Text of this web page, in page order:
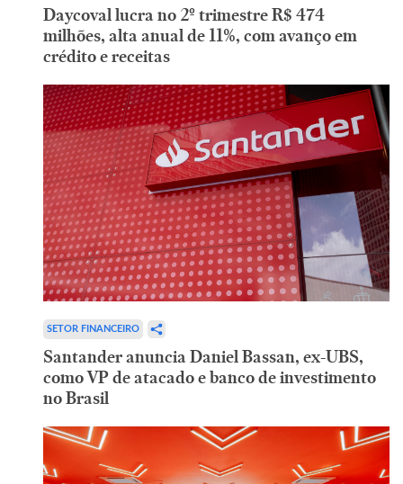
Daycoval lucra no 2º trimestre R$ 474
milhões, alta anual de 11%, com avanço em
crédito e receitas
SETOR FINANCEIRO
Santander anuncia Daniel Bassan, ex-UBS,
como VP de atacado e banco de investimento
no Brasil